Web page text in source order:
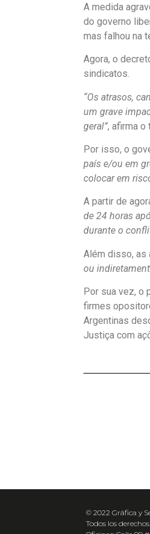
A medida
do governo
mas falhou na
Agora, o
sindicatos.
“Os atrasos,
um grave
geral”, afirma o
Por isso, o
país e/ou em
colocar em
A partir de
de 24 horas
durante o
Além disso, as
ou
Por sua vez, o
firmes
Argentinas
Justiça com a
© 2022 Gráfica y
Todos los